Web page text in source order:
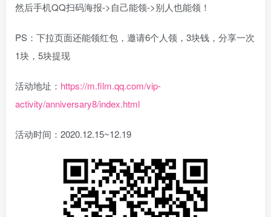
然后手机QQ扫码海报->自己能领->别人也能领！
PS：下拉页面还能领红包，邀请6个人领，3块钱，分享一次
1块，5块提现
活动地址： https://m.film.qq.com/vip-
activity/anniversary8/index.html
活动时间：2020.12.15~12.19